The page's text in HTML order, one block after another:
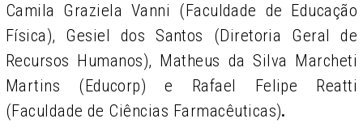
Camila Graziela Vanni (Faculdade de Educação
Física), Gesiel dos Santos (Diretoria Geral de
Recursos Humanos), Matheus da Silva Marcheti
Martins (Educorp) e Rafael Felipe Reatti
(Faculdade de Ciências Farmacêuticas).